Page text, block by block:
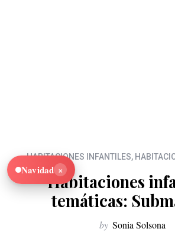
HABITACIONES INFANTILES,
Habitaciones
temáticas:
by Sonia Solsona
Navidad ×